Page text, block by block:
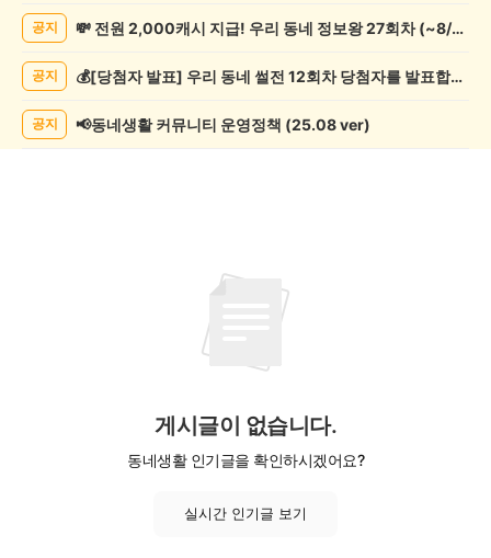
공지 💸 전원 2,000캐시 지급! 우리 동네 정보왕 27회차 (~8/10)
공지 💰[당첨자 발표] 우리 동네 썰전 12회차 당첨자를 발표합니다!
공지 📢동네생활 커뮤니티 운영정책 (25.08 ver)
게시글이 없습니다.
동네생활 인기글을 확인하시겠어요?
실시간 인기글 보기